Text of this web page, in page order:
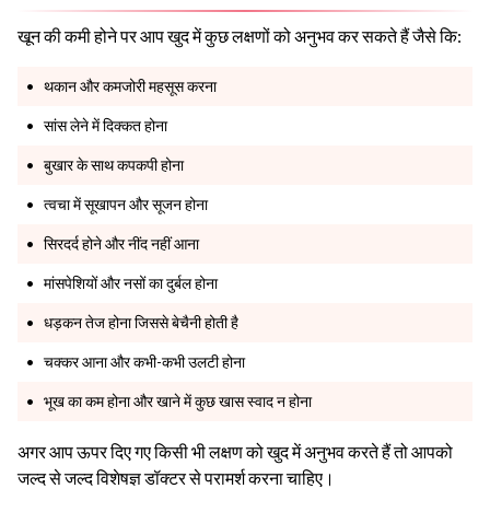
खून की कमी होने पर आप खुद में कुछ लक्षणों को अनुभव कर सकते हैं जैसे कि:
थकान और कमजोरी महसूस करना
सांस लेने में दिक्कत होना
बुखार के साथ कपकपी होना
त्वचा में सूखापन और सूजन होना
सिरदर्द होने और नींद नहीं आना
मांसपेशियों और नसों का दुर्बल होना
धड़कन तेज होना जिससे बेचैनी होती है
चक्कर आना और कभी-कभी उलटी होना
भूख का कम होना और खाने में कुछ खास स्वाद न होना
अगर आप ऊपर दिए गए किसी भी लक्षण को खुद में अनुभव करते हैं तो आपको
जल्द से जल्द विशेषज्ञ डॉक्टर से परामर्श करना चाहिए।